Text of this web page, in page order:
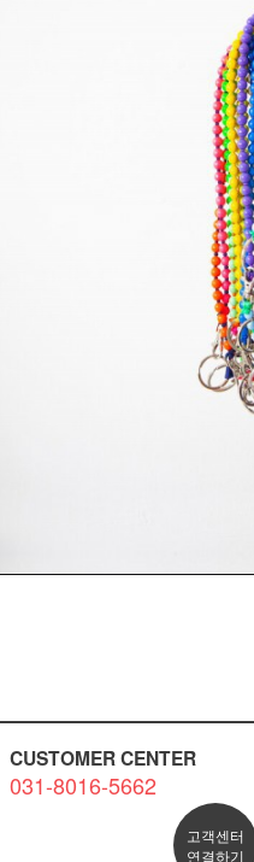
CUSTOMER CENTER
031-8016-5662
고객센터
연결하기